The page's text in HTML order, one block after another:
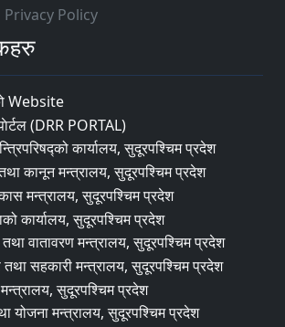
Privacy Policy
Website
(DRR PORTAL)
कार्यालय, सुदूरपश्चिम प्रदेश
कानून मन्त्रालय, सुदूरपश्चिम प्रदेश
मन्त्रालय, सुदूरपश्चिम प्रदेश
कार्यालय, सुदूरपश्चिम प्रदेश
तथा वातावरण मन्त्रालय, सुदूरपश्चिम प्रदेश
तथा सहकारी मन्त्रालय, सुदूरपश्चिम प्रदेश
सुदूरपश्चिम प्रदेश
योजना मन्त्रालय, सुदूरपश्चिम प्रदेश